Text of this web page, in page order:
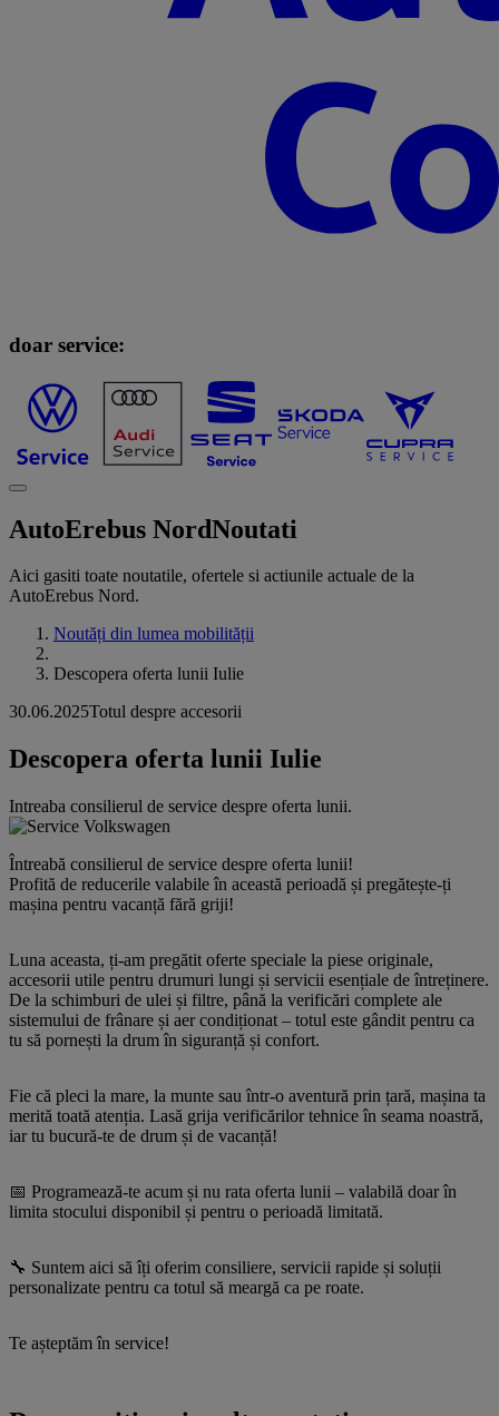
doar service:
AutoErebus NordNoutati
Aici gasiti toate noutatile, ofertele si actiunile actuale de la
AutoErebus Nord.
Noutăți din lumea mobilității
Descopera oferta lunii Iulie
30.06.2025Totul despre accesorii
Descopera oferta lunii Iulie
Intreaba consilierul de service despre oferta lunii.
Întreabă consilierul de service despre oferta lunii!
Profită de reducerile valabile în această perioadă și pregătește-ți
mașina pentru vacanță fără griji!
Luna aceasta, ți-am pregătit oferte speciale la piese originale,
accesorii utile pentru drumuri lungi și servicii esențiale de întreținere.
De la schimburi de ulei și filtre, până la verificări complete ale
sistemului de frânare și aer condiționat – totul este gândit pentru ca
tu să pornești la drum în siguranță și confort.
Fie că pleci la mare, la munte sau într-o aventură prin țară, mașina ta
merită toată atenția. Lasă grija verificărilor tehnice în seama noastră,
iar tu bucură-te de drum și de vacanță!
📅 Programează-te acum și nu rata oferta lunii – valabilă doar în
limita stocului disponibil și pentru o perioadă limitată.
🔧 Suntem aici să îți oferim consiliere, servicii rapide și soluții
personalizate pentru ca totul să meargă ca pe roate.
Te așteptăm în service!